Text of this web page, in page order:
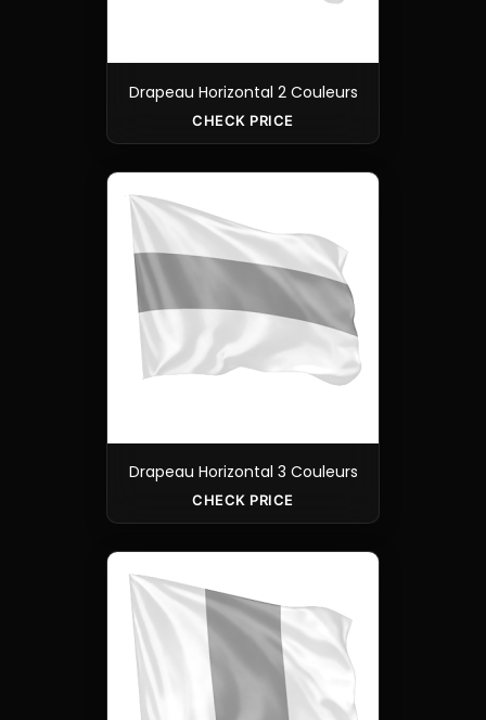
Drapeau Horizontal 2 Couleurs
CHECK PRICE
Drapeau Horizontal 3 Couleurs
CHECK PRICE